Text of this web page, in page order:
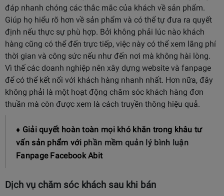
đáp nhanh chóng các thắc mắc của khách về sản phẩm.
Giúp họ hiểu rõ hơn về sản phẩm và có thể tự đưa ra quyết
định nếu thực sự phù hợp. Bởi không phải lúc nào khách
hàng cũng có thể đến trực tiếp, việc này có thể xem lãng phí
thời gian và công sức nếu như đến nơi mà không hài lòng.
Vì thế các doanh nghiệp nên xây dựng website và fanpage
để có thể kết nối với khách hàng nhanh nhất. Hơn nữa, đây
không phải là một hoạt động chăm sóc khách hàng đơn
thuần mà còn được xem là cách truyền thông hiệu quả.
♦ Giải quyết hoàn toàn mọi khó khăn trong khâu tư
vấn sản phẩm với phần mềm quản lý bình luận
Fanpage Facebook Abit
Dịch vụ chăm sóc khách sau khi bán